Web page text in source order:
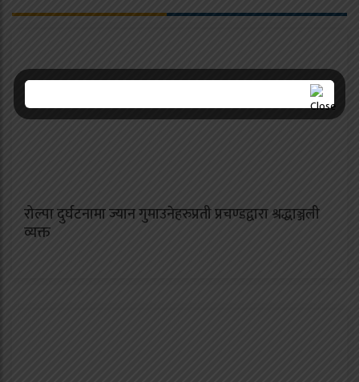
रोल्पा दुर्घटनामा ज्यान गुमाउनेहरुप्रती प्रचण्डद्वारा श्रद्धाञ्जली
व्यक्त